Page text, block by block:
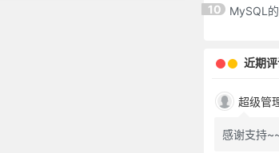
10
MySQL
近期
超级管
感谢支持